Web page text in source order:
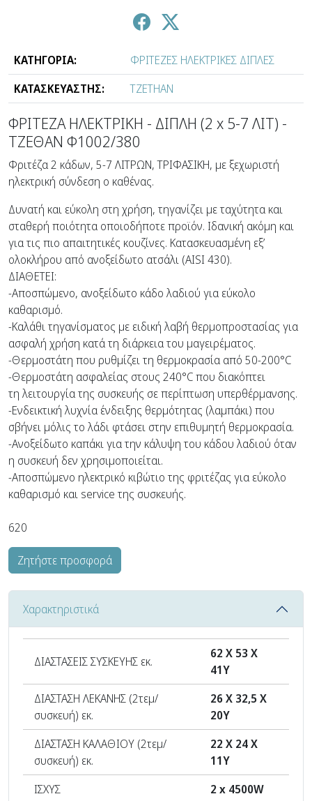
ΚΑΤΗΓΟΡΙΑ:
ΦΡΙΤΕΖΕΣ ΗΛΕΚΤΡΙΚΕΣ ΔΙΠΛΕΣ
ΚΑΤΑΣΚΕΥΑΣΤΗΣ:
ΤΖΕΤΗΑΝ
ΦΡΙΤΕΖΑ ΗΛΕΚΤΡΙΚΗ - ΔΙΠΛΗ (2 x 5-7 ΛΙΤ) -
ΤΖΕΘΑΝ Φ1002/380
Φριτέζα 2 κάδων, 5-7 ΛΙΤΡΩΝ, ΤΡΙΦΑΣΙΚΗ, με ξεχωριστή
ηλεκτρική σύνδεση ο καθένας.
Δυνατή και εύκολη στη χρήση, τηγανίζει με ταχύτητα και
σταθερή ποιότητα οποιοδήποτε προϊόν. Ιδανική ακόμη και
για τις πιο απαιτητικές κουζίνες. Κατασκευασμένη εξ’
ολοκλήρου από ανοξείδωτο ατσάλι (AISI 430).
ΔΙΑΘΕΤΕΙ:
-Αποσπώμενο, ανοξείδωτο κάδο λαδιού για εύκολο
καθαρισμό.
-Καλάθι τηγανίσματος με ειδική λαβή θερμοπροστασίας για
ασφαλή χρήση κατά τη διάρκεια του μαγειρέματος.
-Θερμοστάτη που ρυθμίζει τη θερμοκρασία από 50-200°C
-Θερμοστάτη ασφαλείας στους 240°C που διακόπτει
τη λειτουργία της συσκευής σε περίπτωση υπερθέρμανσης.
-Ενδεικτική λυχνία ένδειξης θερμότητας (λαμπάκι) που
σβήνει μόλις το λάδι φτάσει στην επιθυμητή θερμοκρασία.
-Ανοξείδωτο καπάκι για την κάλυψη του κάδου λαδιού όταν
η συσκευή δεν χρησιμοποιείται.
-Αποσπώμενο ηλεκτρικό κιβώτιο της φριτέζας για εύκολο
καθαρισμό και service της συσκευής.
620
Ζητήστε προσφορά
Χαρακτηριστικά
ΔΙΑΣΤΑΣΕΙΣ ΣΥΣΚΕΥΗΣ εκ.
62 Χ 53 Χ
41Υ
ΔΙΑΣΤΑΣH ΛΕΚΑΝΗΣ (2τεμ/
συσκευή) εκ.
26 X 32,5 X
20Y
ΔΙΑΣΤΑΣH ΚΑΛΑΘΙOY (2τεμ/
συσκευή) εκ.
22 Χ 24 Χ
11Y
ΙΣΧΥΣ
2 x 4500W